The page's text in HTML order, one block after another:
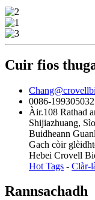
Cuir fios
0086-
Àir.108 Rathad
Shijiazhuang,
Buidheann
Gach còir
Hebei Crovell
Hot Tags - Clàr-
Rannsachadh